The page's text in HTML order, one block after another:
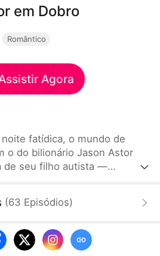
em Dobro
Romântico
Agora
fatídica, o mundo de
o do bilionário Jason Astor
de seu filho autista —
roubou uma criança e
para salvar seus filhos e o
duas vezes.
(63 Episódios)